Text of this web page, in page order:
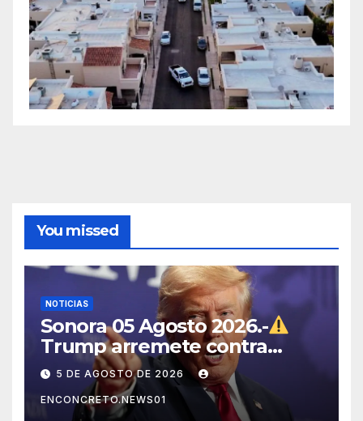
You missed
NOTICIAS
Sonora 05 Agosto 2026.-
Trump arremete contra
México, Canadá y otras
potencias por supuestos
abusos comerciales
5 DE AGOSTO DE 2026
ENCONCRETO.NEWS01